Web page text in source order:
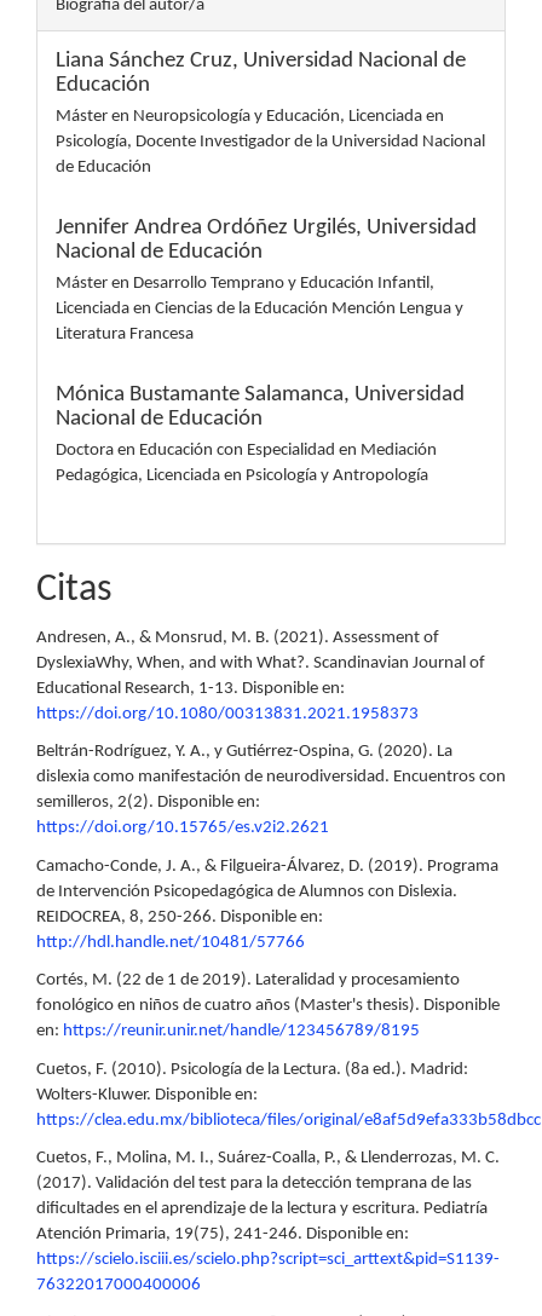
Biografía del autor/a
Liana Sánchez Cruz, Universidad Nacional de
Educación
Máster en Neuropsicología y Educación, Licenciada en
Psicología, Docente Investigador de la Universidad Nacional
de Educación
Jennifer Andrea Ordóñez Urgilés, Universidad
Nacional de Educación
Máster en Desarrollo Temprano y Educación Infantil,
Licenciada en Ciencias de la Educación Mención Lengua y
Literatura Francesa
Mónica Bustamante Salamanca, Universidad
Nacional de Educación
Doctora en Educación con Especialidad en Mediación
Pedagógica, Licenciada en Psicología y Antropología
Citas
Andresen, A., & Monsrud, M. B. (2021). Assessment of
DyslexiaWhy, When, and with What?. Scandinavian Journal of
Educational Research, 1-13. Disponible en:
https://doi.org/10.1080/00313831.2021.1958373
Beltrán-Rodríguez, Y. A., y Gutiérrez-Ospina, G. (2020). La
dislexia como manifestación de neurodiversidad. Encuentros con
semilleros, 2(2). Disponible en:
https://doi.org/10.15765/es.v2i2.2621
Camacho-Conde, J. A., & Filgueira-Álvarez, D. (2019). Programa
de Intervención Psicopedagógica de Alumnos con Dislexia.
REIDOCREA, 8, 250-266. Disponible en:
http://hdl.handle.net/10481/57766
Cortés, M. (22 de 1 de 2019). Lateralidad y procesamiento
fonológico en niños de cuatro años (Master's thesis). Disponible
en: https://reunir.unir.net/handle/123456789/8195
Cuetos, F. (2010). Psicología de la Lectura. (8a ed.). Madrid:
Wolters-Kluwer. Disponible en:
https://clea.edu.mx/biblioteca/files/original/
Cuetos, F., Molina, M. I., Suárez-Coalla, P., & Llenderrozas, M. C.
(2017). Validación del test para la detección temprana de las
dificultades en el aprendizaje de la lectura y escritura. Pediatría
Atención Primaria, 19(75), 241-246. Disponible en:
https://scielo.isciii.es/scielo.php?script=sci_arttext&pid=S1139-
76322017000400006